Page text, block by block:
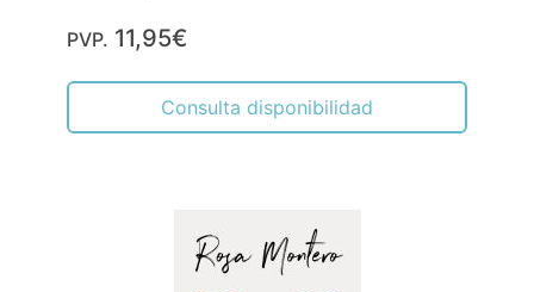
PVP. 11,95€
Consulta disponibilidad